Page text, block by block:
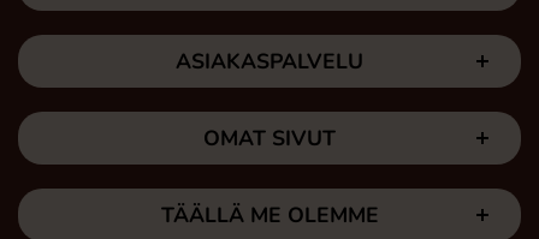
ASIAKASPALVELU
OMAT SIVUT
TÄÄLLÄ ME OLEMME